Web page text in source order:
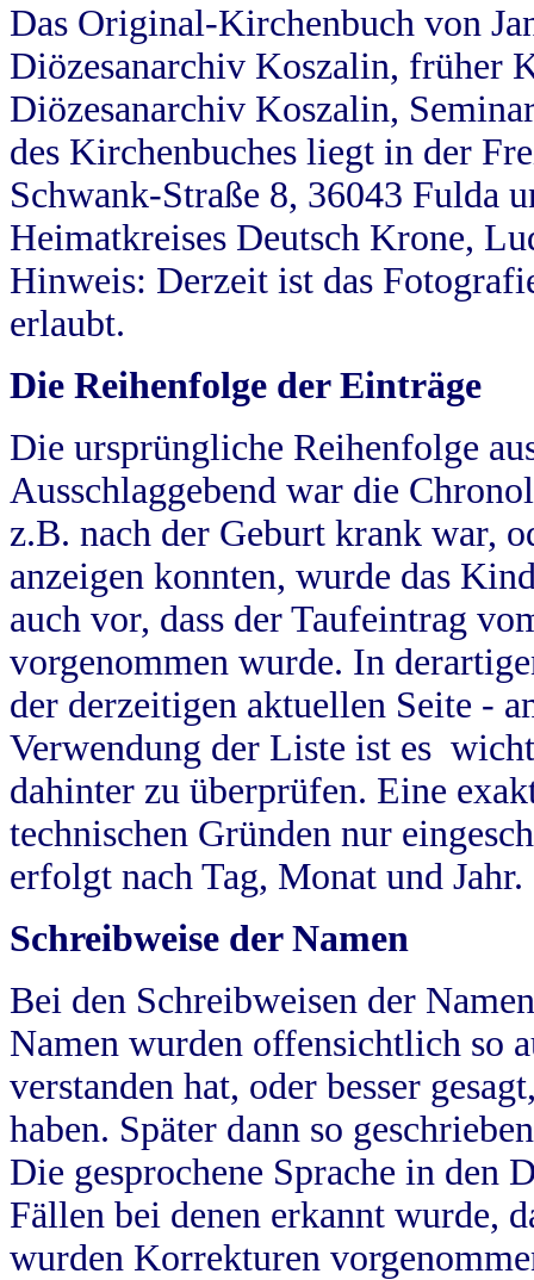
Das Original-Kirchenbuch von
Diözesanarchiv Koszalin, früher
Diözesanarchiv Koszalin,
des Kirchenbuches liegt in der
Schwank-Straße 8, 36043 Fulda
Heimatkreises Deutsch Krone,
Hinweis: Derzeit ist das
erlaubt.
Die Reihenfolge der Einträge
Die ursprüngliche Reihenfolge
Ausschlaggebend war die
z.B. nach der Geburt krank war,
anzeigen konnten, wurde das
auch vor, dass der Taufeintrag
vorgenommen wurde. In
der derzeitigen aktuellen Seite -
Verwendung der Liste ist es
dahinter zu überprüfen. Eine
technischen Gründen nur
erfolgt nach Tag, Monat und Jahr.
Schreibweise der Namen
Bei den Schreibweisen der
Namen wurden offensichtlich so
verstanden hat, oder besser
haben. Später dann so
Die gesprochene Sprache in
Fällen bei denen erkannt wurde,
wurden Korrekturen